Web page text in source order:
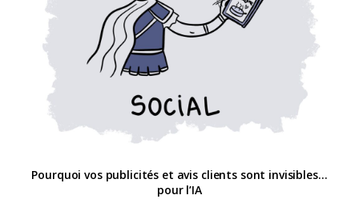
Pourquoi vos publicités et avis clients sont invisibles…
pour l’IA